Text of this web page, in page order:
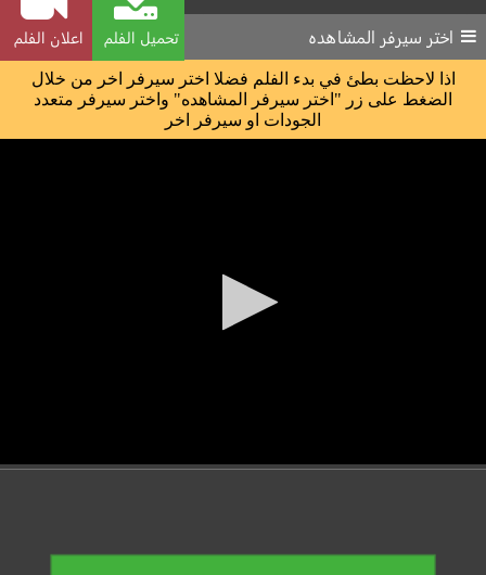
تحميل الفلم اعلان الفلم اختر سيرفر المشاهده
اذا لاحظت بطئ في بدء الفلم فضلا اختر سيرفر اخر من خلال
الضغط على زر "اختر سيرفر المشاهده" واختر سيرفر متعدد
الجودات او سيرفر اخر